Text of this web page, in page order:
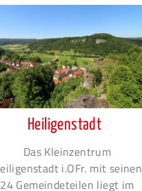
Heiligenstadt
Das Kleinzentrum
i.OFr. mit seinen
24 Gemeindeteilen liegt im